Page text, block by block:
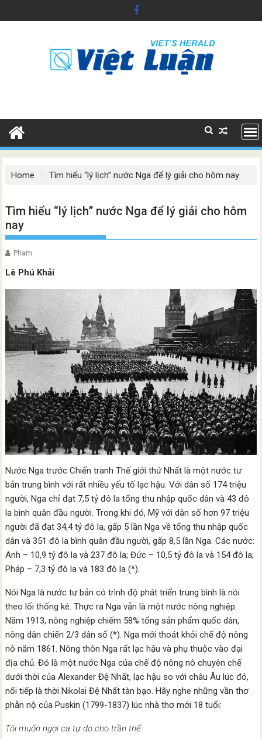
to
Home Tìm hiểu “lý lịch” nước Nga để lý giải cho hôm nay
Tìm hiểu “lý lịch” nước Nga để lý giải cho hôm
nay
Pham
Lê Phú Khải
Nước Nga trước Chiến tranh Thế giới thứ Nhất là một nước tư
bản trung bình với rất nhiều yếu tố lạc hậu. Với dân số 174 triệu
người, Nga chỉ đạt 7,5 tỷ đô la tổng thu nhập quốc dân và 43 đô
la bình quân đầu người. Trong khi đó, Mỹ với dân số hơn 97 triệu
người đã đạt 34,4 tỷ đô la, gấp 5 lần Nga về tổng thu nhập quốc
dân và 351 đô la bình quân đầu người, gấp 8,5 lần Nga. Các nước:
Anh – 10,9 tỷ đô la và 237 đô la; Đức – 10,5 tỷ đô la và 154 đô la;
Pháp – 7,3 tỷ đô la và 183 đô la (*).
Nói Nga là nước tư bản có trình độ phát triển trung bình là nói
theo lối thống kê. Thực ra Nga vẫn là một nước nông nghiệp.
Năm 1913, nông nghiệp chiếm 58% tổng sản phẩm quốc dân,
nông dân chiến 2/3 dân số (*). Nga mới thoát khỏi chế độ nông
nô năm 1861. Nông thôn Nga rất lạc hậu và phụ thuộc vào đại
địa chủ. Đó là một nước Nga của chế độ nông nô chuyên chế
dưới thời của Alexander Đệ Nhất, lạc hậu so với châu Âu lúc đó,
nối tiếp là thời Nikolai Đệ Nhất tàn bạo. Hãy nghe những vần thơ
phẫn nộ của Puskin (1799-1837) lúc nhà thơ mới 18 tuổi:
Tôi muốn ngợi ca tự do cho trần thế